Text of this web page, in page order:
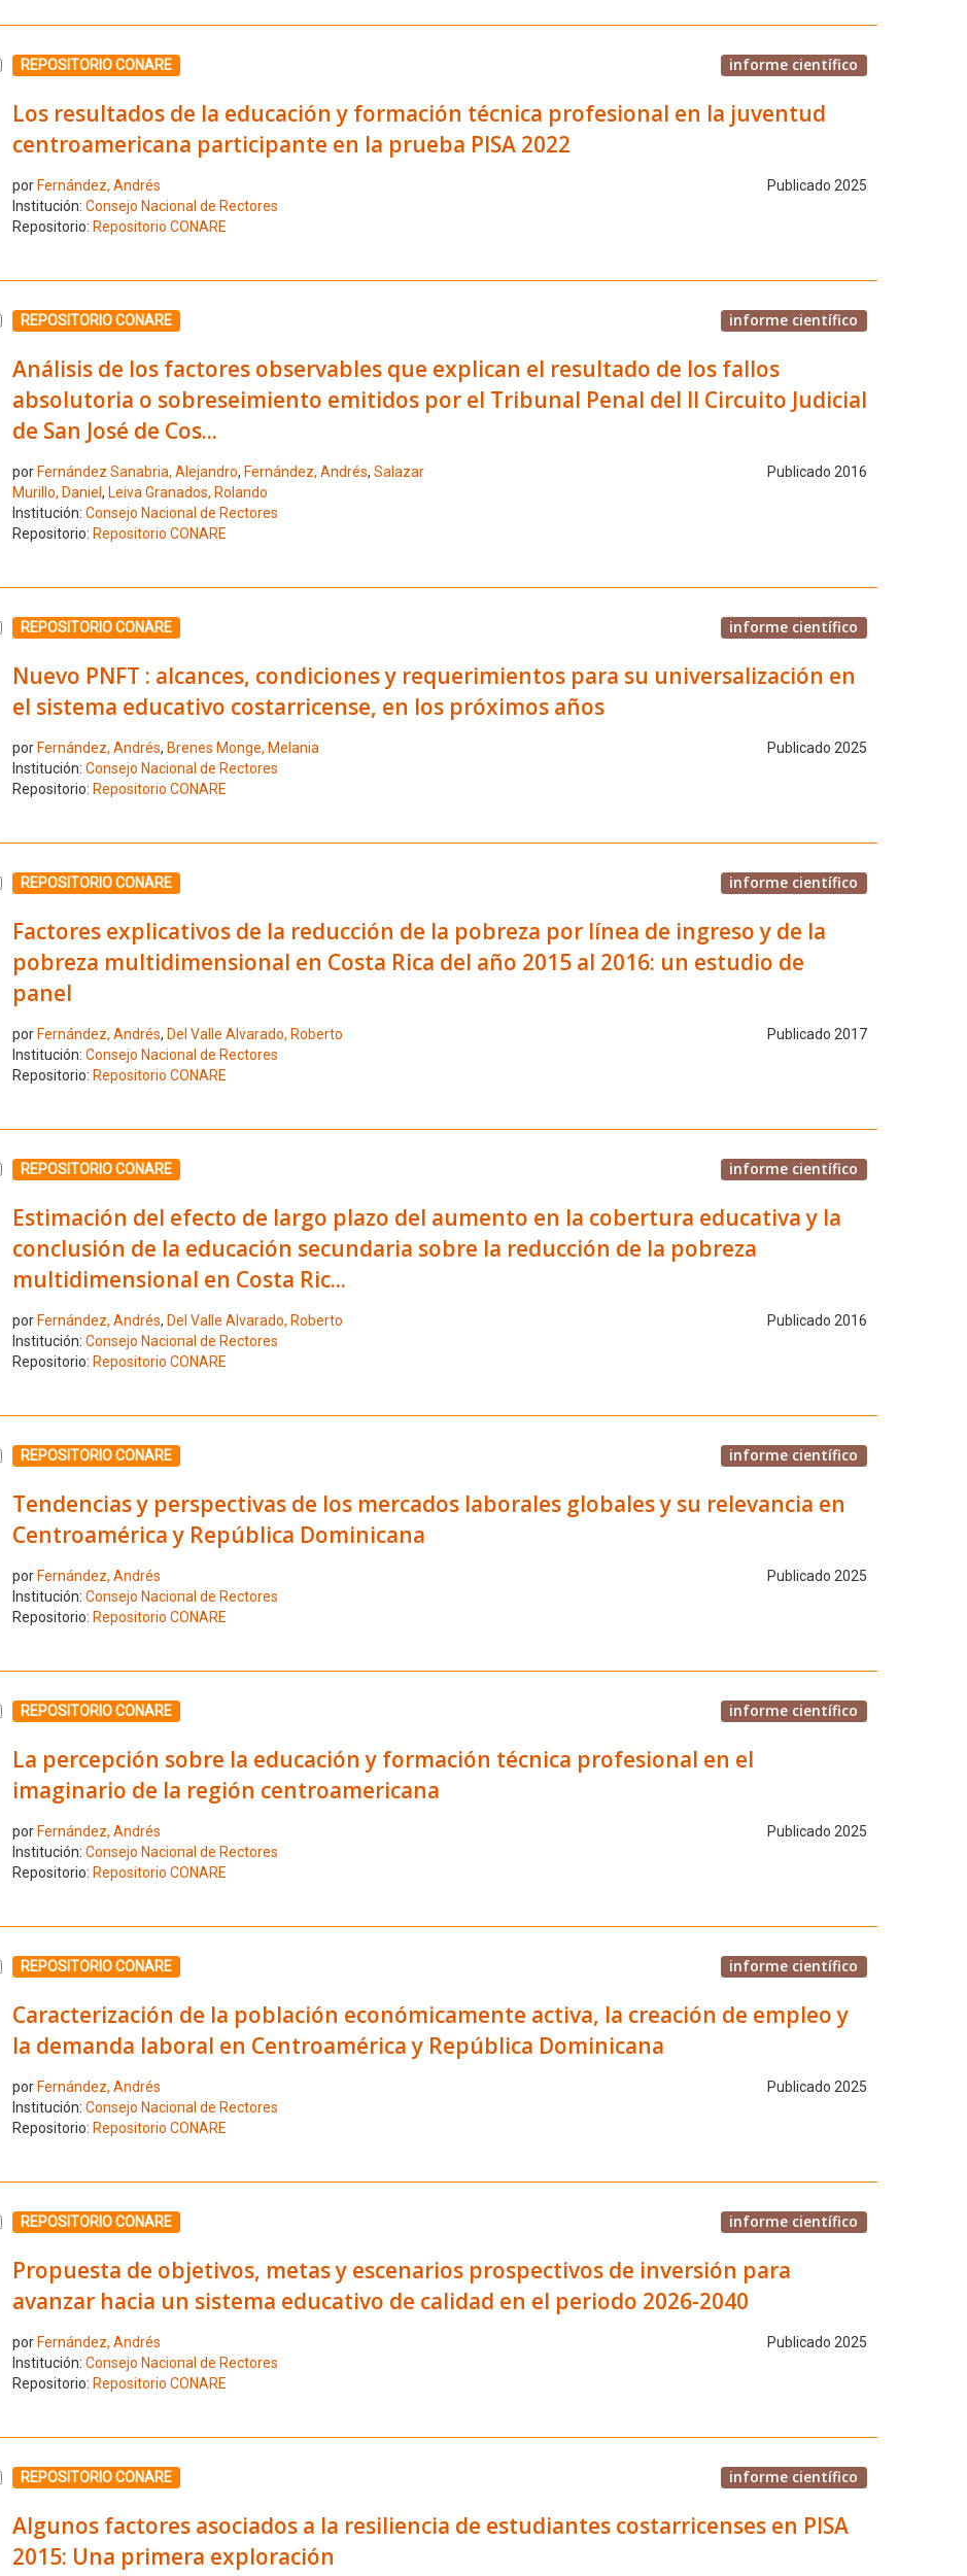
Seleccione el número de resultado 3
REPOSITORIO CONARE informe científico
Los resultados de la educación y formación técnica profesional en la juventud
centroamericana participante en la prueba PISA 2022
por Fernández, Andrés
Publicado 2025
Institución: Consejo Nacional de Rectores
Repositorio: Repositorio CONARE
Seleccione el número de resultado 4
REPOSITORIO CONARE informe científico
Análisis de los factores observables que explican el resultado de los fallos
absolutoria o sobreseimiento emitidos por el Tribunal Penal del II Circuito Judicial
de San José de Cos...
por Fernández Sanabria, Alejandro, Fernández, Andrés, Salazar
Murillo, Daniel , Leiva Granados, Rolando
Publicado 2016
Institución: Consejo Nacional de Rectores
Repositorio: Repositorio CONARE
Seleccione el número de resultado 5
REPOSITORIO CONARE informe científico
Nuevo PNFT : alcances, condiciones y requerimientos para su universalización en
el sistema educativo costarricense, en los próximos años
por Fernández, Andrés, Brenes Monge, Melania
Publicado 2025
Institución: Consejo Nacional de Rectores
Repositorio: Repositorio CONARE
Seleccione el número de resultado 6
REPOSITORIO CONARE informe científico
Factores explicativos de la reducción de la pobreza por línea de ingreso y de la
pobreza multidimensional en Costa Rica del año 2015 al 2016: un estudio de
panel
por Fernández, Andrés, Del Valle Alvarado, Roberto
Publicado 2017
Institución: Consejo Nacional de Rectores
Repositorio: Repositorio CONARE
Seleccione el número de resultado 7
REPOSITORIO CONARE informe científico
Estimación del efecto de largo plazo del aumento en la cobertura educativa y la
conclusión de la educación secundaria sobre la reducción de la pobreza
multidimensional en Costa Ric...
por Fernández, Andrés, Del Valle Alvarado, Roberto
Publicado 2016
Institución: Consejo Nacional de Rectores
Repositorio: Repositorio CONARE
Seleccione el número de resultado 8
REPOSITORIO CONARE informe científico
Tendencias y perspectivas de los mercados laborales globales y su relevancia en
Centroamérica y República Dominicana
por Fernández, Andrés
Publicado 2025
Institución: Consejo Nacional de Rectores
Repositorio: Repositorio CONARE
Seleccione el número de resultado 9
REPOSITORIO CONARE informe científico
La percepción sobre la educación y formación técnica profesional en el
imaginario de la región centroamericana
por Fernández, Andrés
Publicado 2025
Institución: Consejo Nacional de Rectores
Repositorio: Repositorio CONARE
Seleccione el número de resultado 10
REPOSITORIO CONARE informe científico
Caracterización de la población económicamente activa, la creación de empleo y
la demanda laboral en Centroamérica y República Dominicana
por Fernández, Andrés
Publicado 2025
Institución: Consejo Nacional de Rectores
Repositorio: Repositorio CONARE
Seleccione el número de resultado 11
REPOSITORIO CONARE informe científico
Propuesta de objetivos, metas y escenarios prospectivos de inversión para
avanzar hacia un sistema educativo de calidad en el periodo 2026-2040
por Fernández, Andrés
Publicado 2025
Institución: Consejo Nacional de Rectores
Repositorio: Repositorio CONARE
Seleccione el número de resultado 12
REPOSITORIO CONARE informe científico
Algunos factores asociados a la resiliencia de estudiantes costarricenses en PISA
2015: Una primera exploración